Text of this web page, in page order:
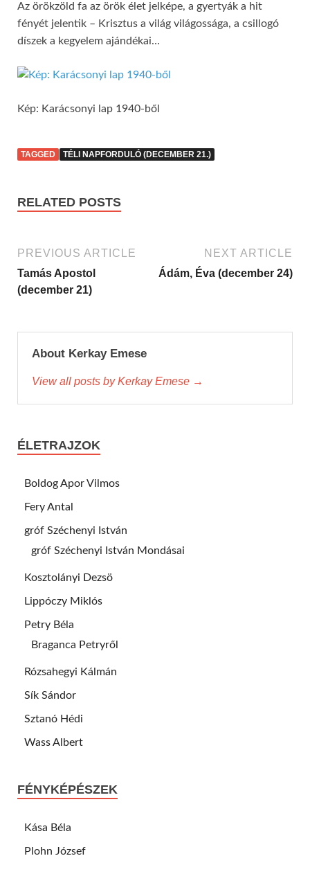
Az örökzöld fa az örök élet jelképe, a gyertyák a hit
fényét jelentik – Krisztus a világ világossága, a csillogó
díszek a kegyelem ajándékai…
Kép: Karácsonyi lap 1940-ből
TAGGED TÉLI NAPFORDULÓ (DECEMBER 21.)
RELATED POSTS
PREVIOUS ARTICLE
Tamás Apostol
(december 21)
NEXT ARTICLE
Ádám, Éva (december 24)
About Kerkay Emese
View all posts by Kerkay Emese →
ÉLETRAJZOK
Boldog Apor Vilmos
Fery Antal
gróf Széchenyi István
gróf Széchenyi István Mondásai
Kosztolányi Dezsö
Lippóczy Miklós
Petry Béla
Braganca Petryről
Rózsahegyi Kálmán
Sík Sándor
Sztanó Hédi
Wass Albert
FÉNYKÉPÉSZEK
Kása Béla
Plohn József